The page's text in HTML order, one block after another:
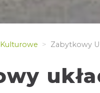
Zabytkowy